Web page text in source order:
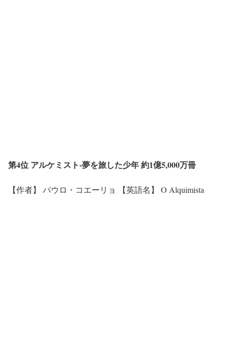
第4位 アルケミスト-夢を旅した少年 約1億5,000万冊
【作者】 パウロ・コエーリョ 【英語名】 O Alquimista